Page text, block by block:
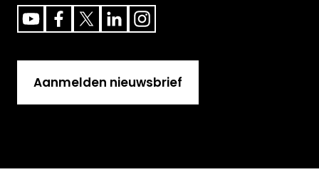
YoutubeFacebookTwitterLinkedinInstagram
Aanmelden nieuwsbrief